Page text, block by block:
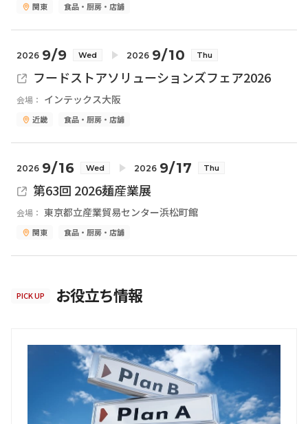
関東 食品・厨房・店舗
2026 9/9 Wed 2026 9/10 Thu
フードストアソリューションズフェア2026
会場： インテックス大阪
近畿 食品・厨房・店舗
2026 9/16 Wed 2026 9/17 Thu
第63回 2026麺産業展
会場： 東京都立産業貿易センター浜松町館
関東 食品・厨房・店舗
PICK UP お役立ち情報